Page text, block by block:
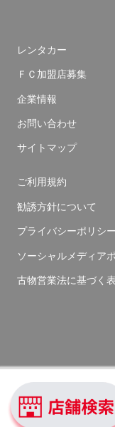
レンタカー
ＦＣ加盟店募集
企業情報
お問い合わせ
サイトマップ
ご利用規約
勧誘方針について
プライバシーポリシー
ソーシャルメディア
古物営業法に基づく